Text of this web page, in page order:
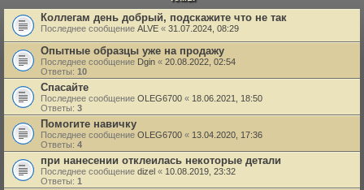
Коллегам день добрый, подскажите что не так
Последнее сообщение ALVE « 31.07.2024, 08:29
Опытные образцы уже на продажу
Последнее сообщение Dgin « 20.08.2022, 02:54
Ответы: 10
Спасайте
Последнее сообщение OLEG6700 « 18.06.2021, 18:50
Ответы: 3
Помогите навичку
Последнее сообщение OLEG6700 « 13.04.2020, 17:36
Ответы: 4
при нанесении отклеилась некоторые детали
Последнее сообщение dizel « 10.08.2019, 23:32
Ответы: 1